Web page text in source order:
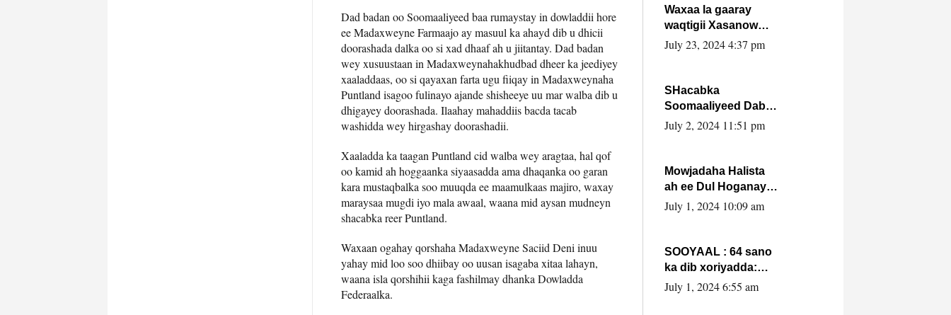
Dad badan oo Soomaaliyeed baa rumaystay in dowladdii hore
ee Madaxweyne Farmaajo ay masuul ka ahayd dib u dhicii
doorashada dalka oo si xad dhaaf ah u jiitantay. Dad badan
wey xusuustaan in Madaxweynahakhudbad dheer ka jeediyey
xaaladdaas, oo si qayaxan farta ugu fiiqay in Madaxweynaha
Puntland isagoo fulinayo ajande shisheeye uu mar walba dib u
dhigayey doorashada. Ilaahay mahaddiis bacda tacab
washidda wey hirgashay doorashadii.
Xaaladda ka taagan Puntland cid walba wey aragtaa, hal qof
oo kamid ah hoggaanka siyaasadda ama dhaqanka oo garan
kara mustaqbalka soo muuqda ee maamulkaas majiro, waxay
maraysaa mugdi iyo mala awaal, waana mid aysan mudneyn
shacabka reer Puntland.
Waxaan ogahay qorshaha Madaxweyne Saciid Deni inuu
yahay mid loo soo dhiibay oo uusan isagaba xitaa lahayn,
waana isla qorshihii kaga fashilmay dhanka Dowladda
Federaalka.
la buuxin Karin”.
Waxaa la gaaray
waqtigii Xasanow
Villa Somalia ka soo
July 23, 2024 4:37 pm
SHacabka
Soomaaliyeed Dabka
Ha qaado hana
Max’ed Sooyaan
July 2, 2024 11:51 pm
Mowjadaha Halista
ah ee Dul Hoganaya
DFS ee Madaxweyne
July 1, 2024 10:09 am
SOOYAAL : 64 sano
ka dib xoriyadda:
Sidee ayay ku timid
July 1, 2024 6:55 am